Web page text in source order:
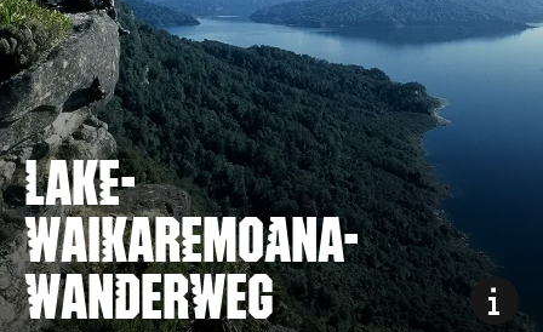
LAKE-
WAIKAREMOANA-
WANDERWEG